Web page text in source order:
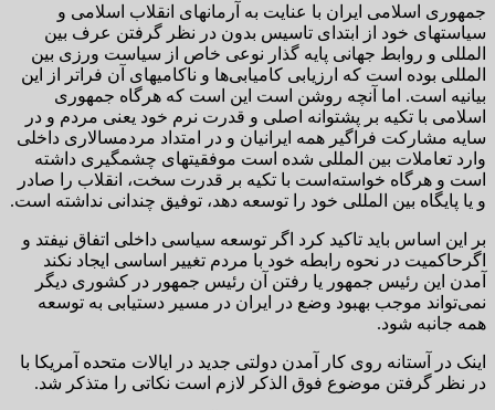
جمهوری اسلامی ایران با عنایت به آرمانهای انقلاب اسلامی و
سیاستهای خود از ابتدای تاسیس بدون در نظر گرفتن عرف بین
المللی و روابط جهانی پایه گذار نوعی خاص از سیاست ورزی بین
المللی بوده است که ارزیابی کامیابی‌ها و ناکامیهای آن فراتر از این
بیانیه است. اما آنچه روشن است این است که هرگاه جمهوری
اسلامی با تکیه بر پشتوانه اصلی و قدرت نرم خود یعنی مردم و در
سایه مشارکت فراگیر همه ایرانیان و در امتداد مردمسالاری داخلی
وارد تعاملات بین المللی شده است موفقیتهای چشمگیری داشته
است و هرگاه خواسته‌است با تکیه بر قدرت سخت، انقلاب را صادر
و یا پایگاه بین المللی خود را توسعه دهد، توفیق چندانی نداشته است.
بر این اساس باید تاکید کرد اگر توسعه سیاسی داخلی اتفاق نیفتد و
اگرحاکمیت در نحوه رابطه خود با مردم تغییر اساسی ایجاد نکند
آمدن این رئیس جمهور یا رفتن آن رئیس جمهور در کشوری دیگر
نمی‌تواند موجب بهبود وضع در ایران در مسیر دستیابی به توسعه
همه جانبه شود.
اینک در آستانه روی کار آمدن دولتی جدید در ایالات متحده آمریکا با
در نظر گرفتن موضوع فوق الذکر لازم است نکاتی را متذکر شد.